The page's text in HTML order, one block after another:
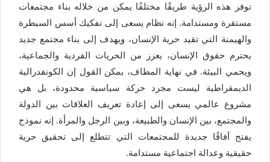
توفر هذه الرؤية طريقًا مختلفًا يمكن من خلاله بناء مجتمعات
مستقرة ومستدامة. إنه نظام يسعى إلى تفكيك أسس السيطرة
والهيمنة التي تقيد حرية الإنسان، ويهدف إلى بناء مجتمع جديد
يحترم حقوق الإنسان، يعزز من الحريات الفردية والجماعية،
ويحمي البيئة. في نهاية المطاف، يمكن القول إن الكونفدرالية
الديمقراطية ليست مجرد حركة سياسية محدودة، بل هي
مشروع عالمي يسعى إلى إعادة تعريف العلاقات بين الدولة
والمجتمع، بين الإنسان والطبيعة، وبين الرجل والمرأة. إنه نموذج
يفتح آفاقًا جديدة للمجتمعات التي تتطلع إلى تحقيق حرية
حقيقية وعدالة اجتماعية مستدامة.